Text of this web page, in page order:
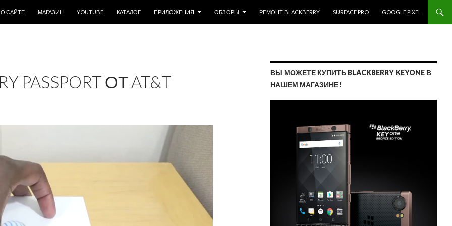
О САЙТЕ
МАГАЗИН YOUTUBE КАТАЛОГ ПРИЛОЖЕНИЯ ОБЗОРЫ РЕМОНТ BLACKBERRY SURFACE PRO GOOGLE PIXEL
PASSPORT ОТ AT&T
ВЫ МОЖЕТЕ КУПИТЬ BLACKBERRY KEYONE В
НАШЕМ МАГАЗИНЕ!